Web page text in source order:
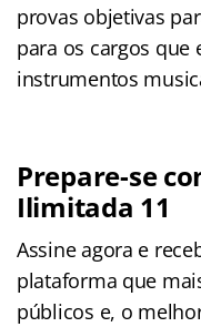
provas objetivas
para os cargos que
instrumentos
Prepare-se
Ilimitada 11
Assine agora e
plataforma que
públicos e, o